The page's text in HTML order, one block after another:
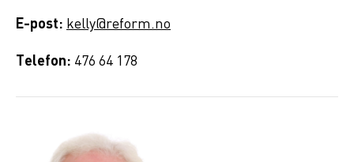
E-post:kelly@reform.no
Telefon: 476 64 178